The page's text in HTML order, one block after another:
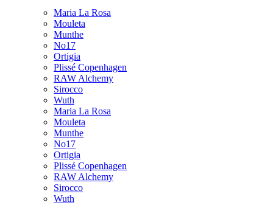
Maria La Rosa
Mouleta
Munthe
No17
Ortigia
Plissé Copenhagen
RAW Alchemy
Sirocco
Wuth
Maria La Rosa
Mouleta
Munthe
No17
Ortigia
Plissé Copenhagen
RAW Alchemy
Sirocco
Wuth